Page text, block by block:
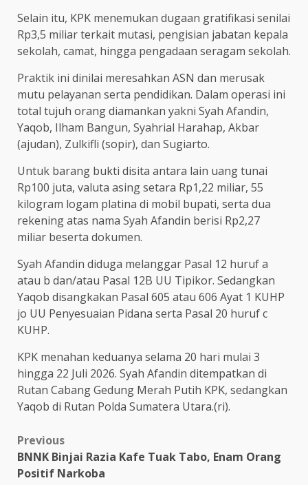
Selain itu, KPK menemukan dugaan gratifikasi senilai
Rp3,5 miliar terkait mutasi, pengisian jabatan kepala
sekolah, camat, hingga pengadaan seragam sekolah.
Praktik ini dinilai meresahkan ASN dan merusak
mutu pelayanan serta pendidikan. Dalam operasi ini
total tujuh orang diamankan yakni Syah Afandin,
Yaqob, Ilham Bangun, Syahrial Harahap, Akbar
(ajudan), Zulkifli (sopir), dan Sugiarto.
Untuk barang bukti disita antara lain uang tunai
Rp100 juta, valuta asing setara Rp1,22 miliar, 55
kilogram logam platina di mobil bupati, serta dua
rekening atas nama Syah Afandin berisi Rp2,27
miliar beserta dokumen.
Syah Afandin diduga melanggar Pasal 12 huruf a
atau b dan/atau Pasal 12B UU Tipikor. Sedangkan
Yaqob disangkakan Pasal 605 atau 606 Ayat 1 KUHP
jo UU Penyesuaian Pidana serta Pasal 20 huruf c
KUHP.
KPK menahan keduanya selama 20 hari mulai 3
hingga 22 Juli 2026. Syah Afandin ditempatkan di
Rutan Cabang Gedung Merah Putih KPK, sedangkan
Yaqob di Rutan Polda Sumatera Utara.(ri).
Post
navigation
Previous
BNNK Binjai Razia Kafe Tuak Tabo, Enam Orang
Positif Narkoba